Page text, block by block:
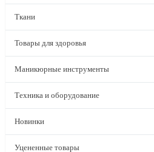
Ткани
Товары для здоровья
Маникюрные инструменты
Техника и оборудование
Новинки
Уцененные товары